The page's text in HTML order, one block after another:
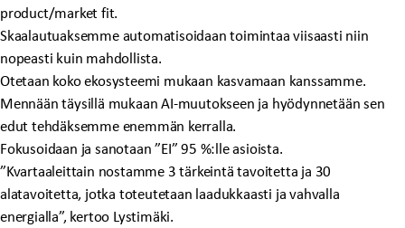
product/market fit.
Skaalautuaksemme automatisoidaan toimintaa viisaasti niin
nopeasti kuin mahdollista.
Otetaan koko ekosysteemi mukaan kasvamaan kanssamme.
Mennään täysillä mukaan AI-muutokseen ja hyödynnetään sen
edut tehdäksemme enemmän kerralla.
Fokusoidaan ja sanotaan ”EI” 95 %:lle asioista.
”Kvartaaleittain nostamme 3 tärkeintä tavoitetta ja 30
alatavoitetta, jotka toteutetaan laadukkaasti ja vahvalla
energialla”, kertoo Lystimäki.